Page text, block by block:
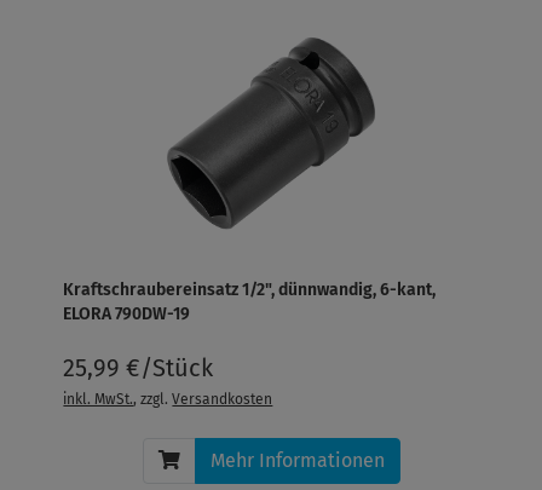
Kraftschraubereinsatz 1/2", dünnwandig, 6-kant,
ELORA 790DW-19
25,99 €/Stück
inkl. MwSt., zzgl.Versandkosten
Mehr Informationen